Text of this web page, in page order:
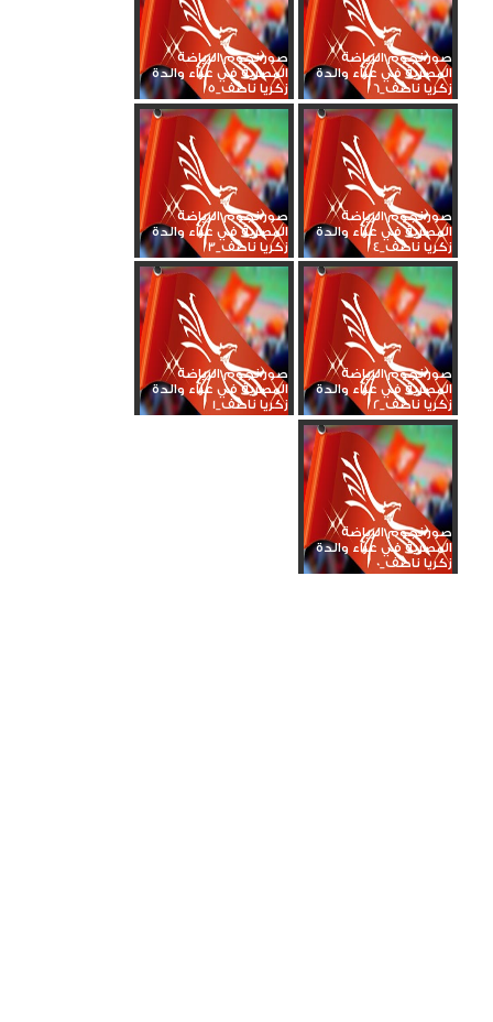
صور نجوم الرياضة
المصرية في عزاء والدة
زكريا ناصف_6
صور نجوم الرياضة
المصرية في عزاء والدة
زكريا ناصف_5
صور نجوم الرياضة
المصرية في عزاء والدة
زكريا ناصف_4
صور نجوم الرياضة
المصرية في عزاء والدة
زكريا ناصف_3
صور نجوم الرياضة
المصرية في عزاء والدة
زكريا ناصف_2
صور نجوم الرياضة
المصرية في عزاء والدة
زكريا ناصف_1
صور نجوم الرياضة
المصرية في عزاء والدة
زكريا ناصف_0